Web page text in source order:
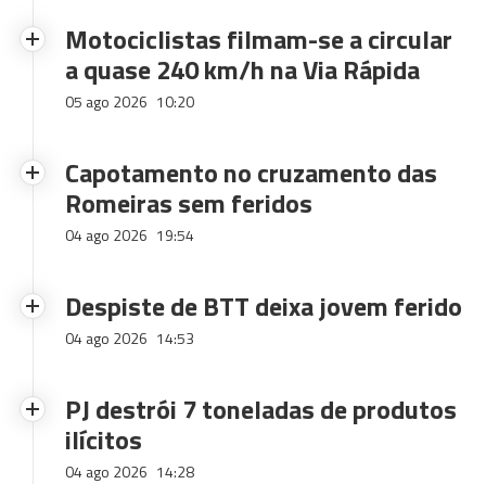
Motociclistas filmam-se a circular
a quase 240 km/h na Via Rápida
05 ago 2026 10:20
Capotamento no cruzamento das
Romeiras sem feridos
04 ago 2026 19:54
Despiste de BTT deixa jovem ferido
04 ago 2026 14:53
PJ destrói 7 toneladas de produtos
ilícitos
04 ago 2026 14:28